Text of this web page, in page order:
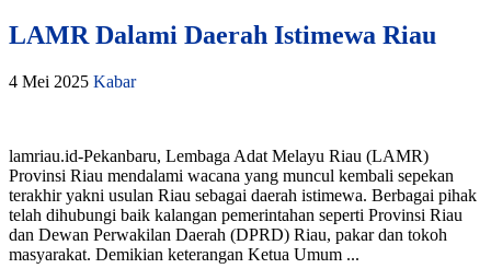
LAMR Dalami Daerah Istimewa Riau
4 Mei 2025 Kabar
lamriau.id-Pekanbaru, Lembaga Adat Melayu Riau (LAMR)
Provinsi Riau mendalami wacana yang muncul kembali sepekan
terakhir yakni usulan Riau sebagai daerah istimewa. Berbagai pihak
telah dihubungi baik kalangan pemerintahan seperti Provinsi Riau
dan Dewan Perwakilan Daerah (DPRD) Riau, pakar dan tokoh
masyarakat. Demikian keterangan Ketua Umum ...